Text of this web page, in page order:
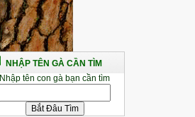
NHẬP TÊN GÀ CẦN TÌM
Nhập tên con gà bạn cần tìm